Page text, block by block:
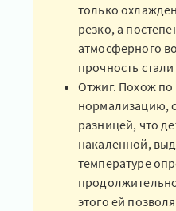
только
резко, а
атмосферного
прочность
Отжиг. Похож по
нормализацию,
разницей, что
накаленной,
температуре
этого ей